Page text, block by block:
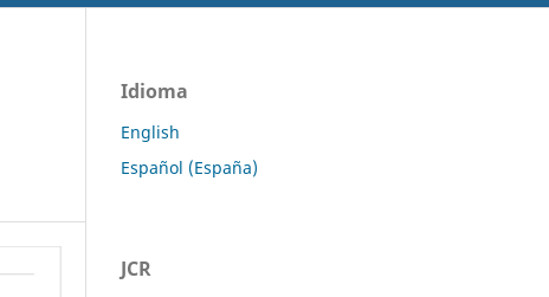
Idioma
English
Español (España)
JCR